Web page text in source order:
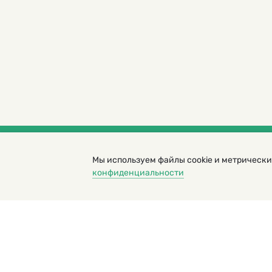
© 2000 – 2026. Кукумбер. Литературный
Копирование материалов возможно только с
Мы используем файлы cookie и
конфиденциальности